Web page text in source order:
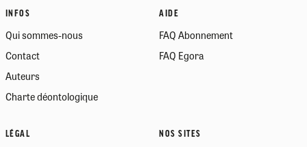
INFOS
Qui sommes-nous
Contact
Auteurs
Charte déontologique
AIDE
FAQ Abonnement
FAQ Egora
LÉGAL NOS SITES